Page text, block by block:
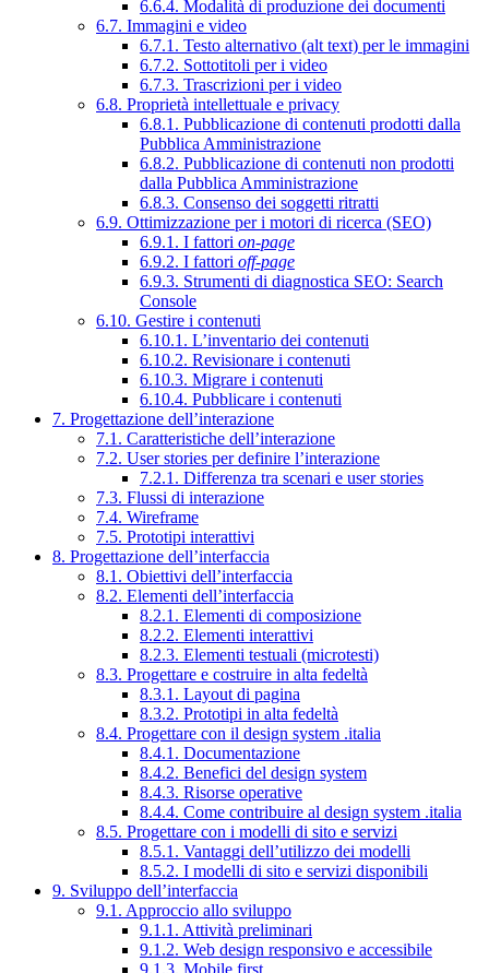
6.6.4. Modalità di produzione dei documenti
6.7. Immagini e video
6.7.1. Testo alternativo (alt text) per le immagini
6.7.2. Sottotitoli per i video
6.7.3. Trascrizioni per i video
6.8. Proprietà intellettuale e privacy
6.8.1. Pubblicazione di contenuti prodotti dalla
Pubblica Amministrazione
6.8.2. Pubblicazione di contenuti non prodotti
dalla Pubblica Amministrazione
6.8.3. Consenso dei soggetti ritratti
6.9. Ottimizzazione per i motori di ricerca (SEO)
6.9.1. I fattori on-page
6.9.2. I fattori off-page
6.9.3. Strumenti di diagnostica SEO: Search
Console
6.10. Gestire i contenuti
6.10.1. L’inventario dei contenuti
6.10.2. Revisionare i contenuti
6.10.3. Migrare i contenuti
6.10.4. Pubblicare i contenuti
7. Progettazione dell’interazione
7.1. Caratteristiche dell’interazione
7.2. User stories per definire l’interazione
7.2.1. Differenza tra scenari e user stories
7.3. Flussi di interazione
7.4. Wireframe
7.5. Prototipi interattivi
8. Progettazione dell’interfaccia
8.1. Obiettivi dell’interfaccia
8.2. Elementi dell’interfaccia
8.2.1. Elementi di composizione
8.2.2. Elementi interattivi
8.2.3. Elementi testuali (microtesti)
8.3. Progettare e costruire in alta fedeltà
8.3.1. Layout di pagina
8.3.2. Prototipi in alta fedeltà
8.4. Progettare con il design system .italia
8.4.1. Documentazione
8.4.2. Benefici del design system
8.4.3. Risorse operative
8.4.4. Come contribuire al design system .italia
8.5. Progettare con i modelli di sito e servizi
8.5.1. Vantaggi dell’utilizzo dei modelli
8.5.2. I modelli di sito e servizi disponibili
9. Sviluppo dell’interfaccia
9.1. Approccio allo sviluppo
9.1.1. Attività preliminari
9.1.2. Web design responsivo e accessibile
9.1.3. Mobile first